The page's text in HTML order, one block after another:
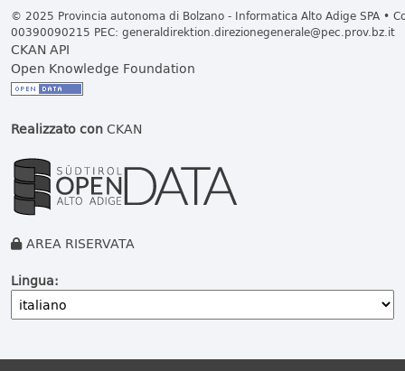
© 2025 Provincia autonoma di Bolzano - Informatica Alto Adige SPA •
00390090215 PEC: generaldirektion.direzionegenerale@pec.prov.bz.it
CKAN API
Open Knowledge Foundation
Realizzato conCKAN
AREA RISERVATA
Lingua